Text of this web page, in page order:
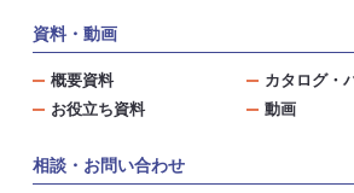
資料・動画
概要資料
カタログ・
お役立ち資料
動画
相談・お問い合わせ